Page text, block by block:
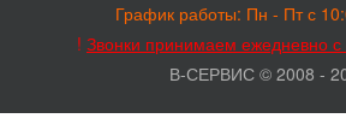
График работы: Пн - Пт с
! Звонки принимаем ежедневно
В-СЕРВИС © 2008 -